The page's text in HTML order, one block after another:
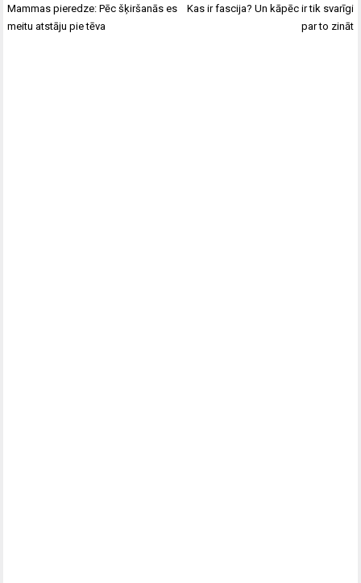
Ziņu
izvēlne
Mammas pieredze: Pēc šķiršanās es
meitu atstāju pie tēva
Kas ir fascija? Un kāpēc ir tik svarīgi
par to zināt